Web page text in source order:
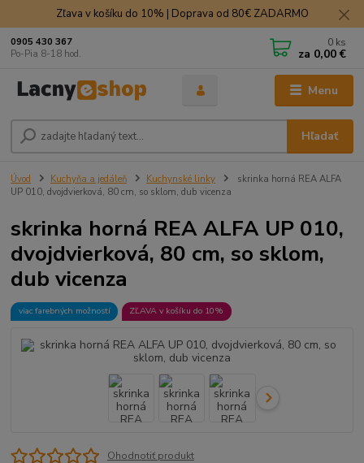
Zľava v košíku do 10% | Doprava od 80€ ZADARMO
Menu
Hľadať
0905 430 367
Po-Pia 8-18 hod.
0 ks
za 0,00 €
Úvod Kuchyňa a jedáleň Kuchynské linky
skrinka horná REA ALFA
UP 010, dvojdvierková, 80 cm, so sklom, dub vicenza
skrinka horná REA ALFA UP 010,
dvojdvierková, 80 cm, so sklom,
dub vicenza
viac farebných možností ZĽAVA v košíku do 10%
Ohodnotiť produkt